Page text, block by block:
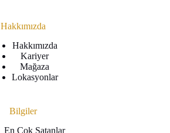
Hakkımızda
Hakkımızda
Kariyer
Mağaza
Lokasyonlar
Bilgiler
En Çok Satanlar